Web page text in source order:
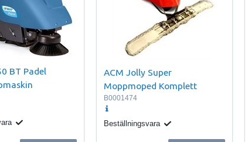
BT Padel
ACM Jolly Super
Moppmoped Komplett
B0001474
Beställningsvara